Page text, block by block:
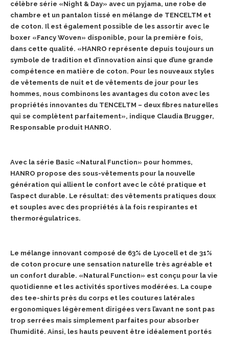
célèbre série «Night & Day» avec un pyjama, une robe de
chambre et un pantalon tissé en mélange de TENCELTM et
de coton. Il est également possible de les assortir avec le
boxer «Fancy Woven» disponible, pour la première fois,
dans cette qualité. «HANRO représente depuis toujours un
symbole de tradition et d’innovation ainsi que d’une grande
compétence en matière de coton. Pour les nouveaux styles
de vêtements de nuit et de vêtements de jour pour les
hommes, nous combinons les avantages du coton avec les
propriétés innovantes du TENCELTM – deux fibres naturelles
qui se complètent parfaitement», indique Claudia Brugger,
Responsable produit HANRO.
Avec la série Basic «Natural Function» pour hommes,
HANRO propose des sous-vêtements pour la nouvelle
génération qui allient le confort avec le côté pratique et
l’aspect durable. Le résultat: des vêtements pratiques doux
et souples avec des propriétés à la fois respirantes et
thermorégulatrices.
Le mélange innovant composé de 63% de Lyocell et de 31%
de coton procure une sensation naturelle très agréable et
un confort durable. «Natural Function» est conçu pour la vie
quotidienne et les activités sportives modérées. La coupe
des tee-shirts près du corps et les coutures latérales
ergonomiques légèrement dirigées vers l’avant ne sont pas
trop serrées mais simplement parfaites pour absorber
l’humidité. Ainsi, les hauts peuvent être idéalement portés